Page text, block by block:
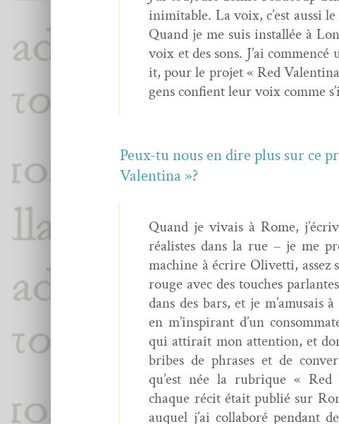
inim­itable. La voix, c’est aus­si
Quand je me suis instal­lée à
voix et des sons. J’ai
it, pour le pro­jet « Red
gens con­fient leur voix comme
Peux-tu nous en dire plus sur ce
Valentina »?
Quand je vivais à Rome,
réal­istes dans la rue – je me
machine à écrire Olivet­ti, assez
rouge avec des touch­es
dans des bars, et je m’amusais
en m’inspirant d’un
qui atti­rait mon atten­tion, et
bribes de phras­es et de
qu’est née la rubrique «
chaque réc­it était pub­lié sur
auquel j’ai col­laboré pen­dant